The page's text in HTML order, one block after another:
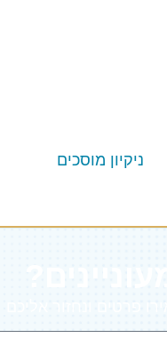
ניקיון מוסכים
פרטים ונחזור אליכם